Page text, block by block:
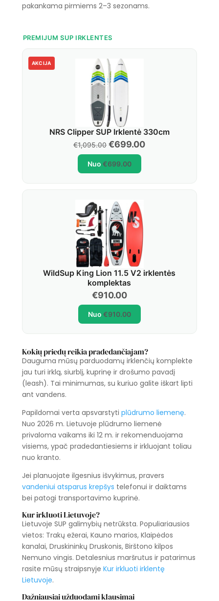
pakankama pirmiems 2–3 sezonams.
PREMIJUM SUP IRKLENTES
AKCIJA
NRS Clipper SUP Irklentė 330cm
€1,095.00 Original
price
was:
€699.00Current
Nuo €699.00
WildSup King Lion 11.5 V2 irklentės
komplektas
€910.00
Nuo €910.00
Kokių priedų reikia pradedančiajam?
Dauguma mūsų parduodamų irklenčių komplekte
jau turi irklą, siurblį, kuprinę ir drošumo pavadį
(leash). Tai minimumas, su kuriuo galite iškart lipti
ant vandens.
Papildomai verta apsvarstyti plūdrumo liemenę.
Nuo 2026 m. Lietuvoje plūdrumo liemenė
privaloma vaikams iki 12 m. ir rekomenduojama
visiems, ypač pradedantiesiems ir irkluojant toliau
nuo kranto.
Jei planuojate ilgesnius išvykimus, pravers
vandeniui atsparus krepšys telefonui ir daiktams
bei patogi transportavimo kuprinė.
Kur irkluoti Lietuvoje?
Lietuvoje SUP galimybių netrūksta. Populiariausios
vietos: Trakų ežerai, Kauno marios, Klaipėdos
kanalai, Druskininkų Druskonis, Birštono kilpos
Nemuno vingis. Detalesnius maršrutus ir patarimus
rasite mūsų straipsnyje Kur irkluoti irklentę
Lietuvoje.
Dažniausiai užduodami klausimai